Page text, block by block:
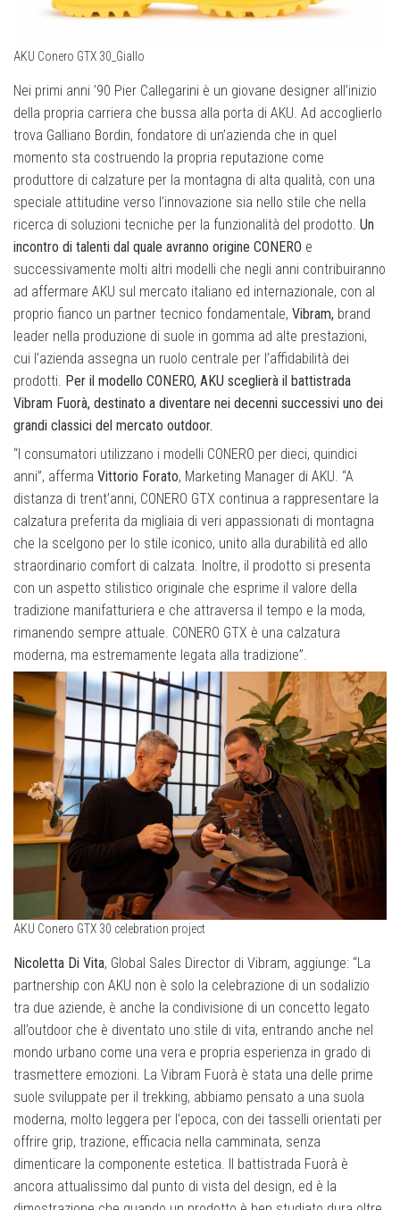
AKU Conero GTX 30_Giallo
Nei primi anni ’90 Pier Callegarini è un giovane designer all’inizio
della propria carriera che bussa alla porta di AKU. Ad accoglierlo
trova Galliano Bordin, fondatore di un’azienda che in quel
momento sta costruendo la propria reputazione come
produttore di calzature per la montagna di alta qualità, con una
speciale attitudine verso l’innovazione sia nello stile che nella
ricerca di soluzioni tecniche per la funzionalità del prodotto. Un
incontro di talenti dal quale avranno origine CONERO e
successivamente molti altri modelli che negli anni contribuiranno
ad affermare AKU sul mercato italiano ed internazionale, con al
proprio fianco un partner tecnico fondamentale, Vibram, brand
leader nella produzione di suole in gomma ad alte prestazioni,
cui l’azienda assegna un ruolo centrale per l’affidabilità dei
prodotti. Per il modello CONERO, AKU sceglierà il battistrada
Vibram Fuorà, destinato a diventare nei decenni successivi uno dei
grandi classici del mercato outdoor.
“I consumatori utilizzano i modelli CONERO per dieci, quindici
anni”, afferma Vittorio Forato, Marketing Manager di AKU. “A
distanza di trent’anni, CONERO GTX continua a rappresentare la
calzatura preferita da migliaia di veri appassionati di montagna
che la scelgono per lo stile iconico, unito alla durabilità ed allo
straordinario comfort di calzata. Inoltre, il prodotto si presenta
con un aspetto stilistico originale che esprime il valore della
tradizione manifatturiera e che attraversa il tempo e la moda,
rimanendo sempre attuale. CONERO GTX è una calzatura
moderna, ma estremamente legata alla tradizione”.
AKU Conero GTX 30 celebration project
Nicoletta Di Vita, Global Sales Director di Vibram, aggiunge: “La
partnership con AKU non è solo la celebrazione di un sodalizio
tra due aziende, è anche la condivisione di un concetto legato
all’outdoor che è diventato uno stile di vita, entrando anche nel
mondo urbano come una vera e propria esperienza in grado di
trasmettere emozioni. La Vibram Fuorà è stata una delle prime
suole sviluppate per il trekking, abbiamo pensato a una suola
moderna, molto leggera per l’epoca, con dei tasselli orientati per
offrire grip, trazione, efficacia nella camminata, senza
dimenticare la componente estetica. Il battistrada Fuorà è
ancora attualissimo dal punto di vista del design, ed è la